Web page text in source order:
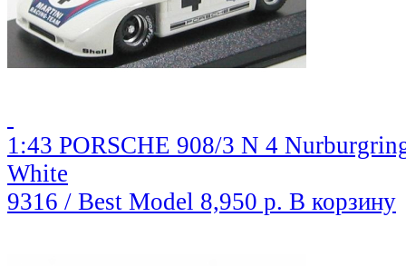
1:43 PORSCHE 908/3 N 4
White
9316 / Best Model 8,950 р. В корзину